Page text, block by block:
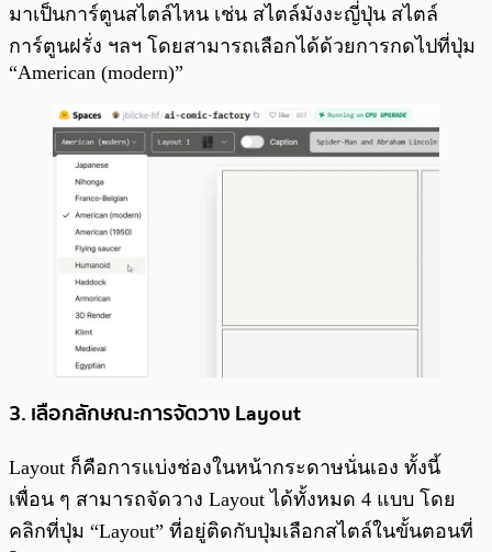
มาเป็นการ์ตูนสไตล์ไหน เช่น สไตล์มังงะญี่ปุ่น สไตล์
การ์ตูนฝรั่ง ฯลฯ โดยสามารถเลือกได้ด้วยการกดไปที่ปุ่ม
“American (modern)”
3. เลือกลักษณะการจัดวาง Layout
Layout ก็คือการแบ่งช่องในหน้ากระดาษนั่นเอง ทั้งนี้
เพื่อน ๆ สามารถจัดวาง Layout ได้ทั้งหมด 4 แบบ โดย
คลิกที่ปุ่ม “Layout” ที่อยู่ติดกับปุ่มเลือกสไตล์ในขั้นตอนที่